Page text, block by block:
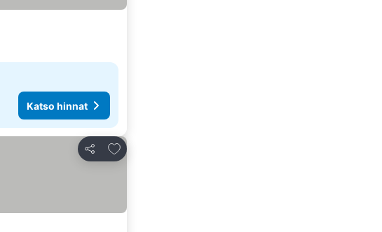
Katso hinnat
Jaa
Lisää suosikkeihin